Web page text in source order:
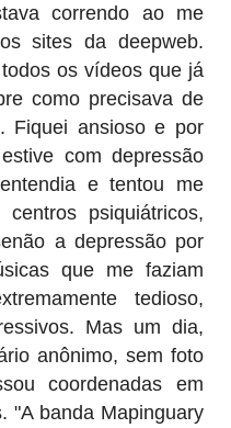
correndo ao me
sites da deepweb.
os vídeos que já
como precisava de
Fiquei ansioso e por
com depressão
e tentou me
psiquiátricos,
a depressão por
que me faziam
tedioso,
Mas um dia,
anônimo, sem foto
coordenadas em
"A banda Mapinguary